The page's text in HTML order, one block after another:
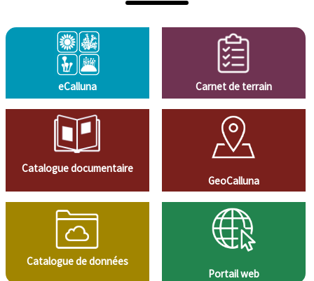
eCalluna Carnet de terrain
Catalogue documentaire
GeoCalluna
Catalogue de données
Portail web